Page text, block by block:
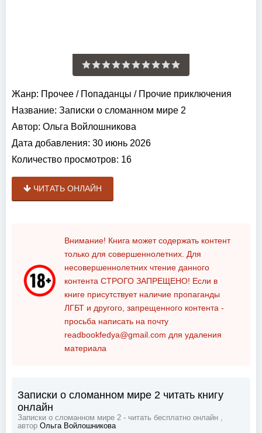
Жанр: Прочее / Попаданцы / Прочие приключения
Название: Записки о сломанном мире 2
Автор: Ольга Войлошникова
Дата добавления: 30 июнь 2026
Количество просмотров: 16
ЧИТАТЬ ОНЛАЙН
Внимание! Книга может содержать контент
только для совершеннолетних. Для
несовершеннолетних чтение данного
контента СТРОГО ЗАПРЕЩЕНО! Если в
книге присутствует наличие пропаганды
ЛГБТ и другого, запрещенного контента -
просьба написать на почту
readbookfedya@gmail.com для удаления
материала
Записки о сломанном мире 2 читать книгу
онлайн
Записки о сломанном мире 2 - читать бесплатно онлайн ,
автор Ольга Войлошникова